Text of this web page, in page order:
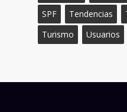
SPF
Tendencias
Turismo
Usuarios